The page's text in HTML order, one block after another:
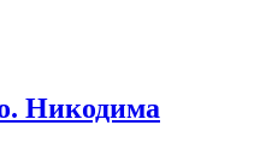
Никодима